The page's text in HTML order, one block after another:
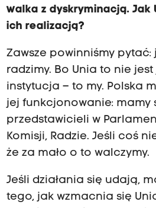
walka z dyskryminacją. Jak
ich realizacją?
Zawsze powinniśmy pytać:
radzimy. Bo Unia to nie
instytucja – to my. Polska
jej funkcjonowanie: mamy
przedstawicieli w
Komisji, Radzie. Jeśli coś
że za mało o to walczymy.
Jeśli działania się udają,
tego, jak wzmacnia się